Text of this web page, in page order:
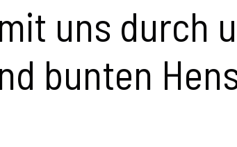
uns durch
bunten